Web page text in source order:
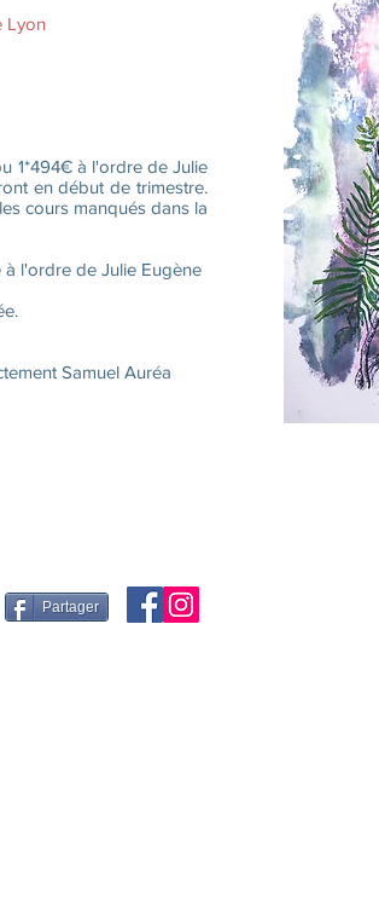
Lyon
1*494€ à l'ordre de Julie
en début de trimestre.
cours manqués dans la
l'ordre de Julie Eugène
Samuel Auréa
Partager